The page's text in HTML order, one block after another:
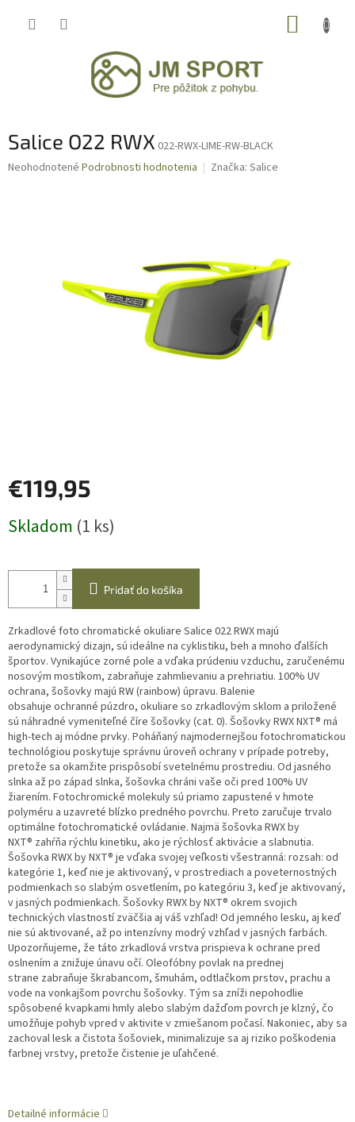
Salice O22 RWX 022-RWX-LIME-RW-BLACK
Priemerné
Neohodnotené Podrobnosti hodnotenia Značka: Salice
€119,95
cena:
Skladom (1 ks)
Pridať do košíka
Zrkadlové foto chromatické okuliare Salice 022 RWX majú
aerodynamický dizajn, sú ideálne na cyklistiku, beh a mnoho ďalších
športov. Vynikajúce zorné pole a vďaka prúdeniu vzduchu, zaručenému
nosovým mostíkom, zabraňuje zahmlievaniu a prehriatiu. 100% UV
ochrana, šošovky majú RW (rainbow) úpravu. Balenie
obsahuje ochranné púzdro, okuliare so zrkadlovým sklom a priložené
sú náhradné vymeniteľné číre šošovky (cat. 0). Šošovky RWX NXT® má
high-tech aj módne prvky. Poháňaný najmodernejšou fotochromatickou
technológiou poskytuje správnu úroveň ochrany v prípade potreby,
pretože sa okamžite prispôsobí svetelnému prostrediu. Od jasného
slnka až po západ slnka, šošovka chráni vaše oči pred 100% UV
žiarením. Fotochromické molekuly sú priamo zapustené v hmote
polyméru a uzavreté blízko predného povrchu. Preto zaručuje trvalo
optimálne fotochromatické ovládanie. Najmä šošovka RWX by
NXT® zahŕňa rýchlu kinetiku, ako je rýchlosť aktivácie a slabnutia.
Šošovka RWX by NXT® je vďaka svojej veľkosti všestranná: rozsah: od
kategórie 1, keď nie je aktivovaný, v prostrediach a poveternostných
podmienkach so slabým osvetlením, po kategóriu 3, keď je aktivovaný,
v jasných podmienkach. Šošovky RWX by NXT® okrem svojich
technických vlastností zväčšia aj váš vzhľad! Od jemného lesku, aj keď
nie sú aktivované, až po intenzívny modrý vzhľad v jasných farbách.
Upozorňujeme, že táto zrkadlová vrstva prispieva k ochrane pred
oslnením a znižuje únavu očí. Oleofóbny povlak na prednej
strane zabraňuje škrabancom, šmuhám, odtlačkom prstov, prachu a
vode na vonkajšom povrchu šošovky. Tým sa zníži nepohodlie
spôsobené kvapkami hmly alebo slabým dažďom povrch je klzný, čo
umožňuje pohyb vpred v aktivite v zmiešanom počasí. Nakoniec, aby sa
zachoval lesk a čistota šošoviek, minimalizuje sa aj riziko poškodenia
farbnej vrstvy, pretože čistenie je uľahčené.
Detailné informácie